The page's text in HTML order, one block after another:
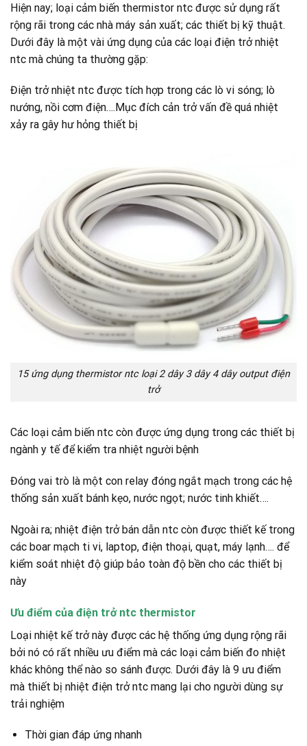
Hiện nay; loại cảm biến thermistor ntc được sử dụng rất
rộng rãi trong các nhà máy sản xuất; các thiết bị kỹ thuật.
Dưới đây là một vài ứng dụng của các loại điện trở nhiệt
ntc mà chúng ta thường gặp:
Điện trở nhiệt ntc được tích hợp trong các lò vi sóng; lò
nướng, nồi cơm điện….Mục đích cản trở vấn đề quá nhiệt
xảy ra gây hư hỏng thiết bị
15 ứng dụng thermistor ntc loại 2 dây 3 dây 4 dây output điện
trở
Các loại cảm biến ntc còn được ứng dụng trong các thiết bị
ngành y tế để kiểm tra nhiệt người bệnh
Đóng vai trò là một con relay đóng ngắt mạch trong các hệ
thống sản xuất bánh kẹo, nước ngọt; nước tinh khiết….
Ngoài ra; nhiệt điện trở bán dẫn ntc còn được thiết kế trong
các boar mạch ti vi, laptop, điện thoại, quạt, máy lạnh…. để
kiểm soát nhiệt độ giúp bảo toàn độ bền cho các thiết bị
này
Ưu điểm của điện trở ntc thermistor
Loại nhiệt kế trở này được các hệ thống ứng dụng rộng rãi
bởi nó có rất nhiều ưu điểm mà các loại cảm biến đo nhiệt
khác không thể nào so sánh được. Dưới đây là 9 ưu điểm
mà thiết bị nhiệt điện trở ntc mang lại cho người dùng sự
trải nghiệm
Thời gian đáp ứng nhanh